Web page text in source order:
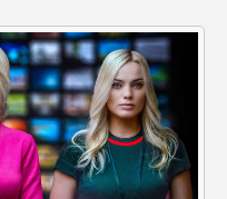
【マイスイートガーデン】7月
日（火）配信 庭づくりは曲線
意識しています 三田グリーン
ットの山本さん
2026.07.14